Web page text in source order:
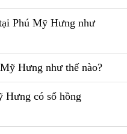
Phú Mỹ Hưng như
Hưng như thế nào?
Hưng có sổ hồng